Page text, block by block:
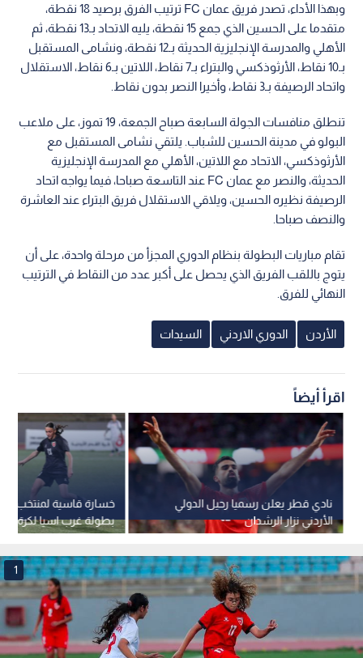
وبهذا الأداء، تصدر فريق عمان FC ترتيب الفرق برصيد 18 نقطة،
متقدما على الحسين الذي جمع 15 نقطة، يليه الاتحاد بـ13 نقطة، ثم
الأهلي والمدرسة الإنجليزية الحديثة بـ12 نقطة، ونشامى المستقبل
بـ10 نقاط، الأرثوذكسي والبتراء بـ7 نقاط، اللاتين بـ6 نقاط، الاستقلال
واتحاد الرصيفة بـ3 نقاط، وأخيرا النصر بدون نقاط.
تنطلق منافسات الجولة السابعة صباح الجمعة، 19 تموز، على ملاعب
البولو في مدينة الحسين للشباب. يلتقي نشامى المستقبل مع
الأرثوذكسي، الاتحاد مع اللاتين، الأهلي مع المدرسة الإنجليزية
الحديثة، والنصر مع عمان FC عند التاسعة صباحا، فيما يواجه اتحاد
الرصيفة نظيره الحسين، ويلاقي الاستقلال فريق البتراء عند العاشرة
والنصف صباحا.
تقام مباريات البطولة بنظام الدوري المجزأ من مرحلة واحدة، على أن
يتوج باللقب الفريق الذي يحصل على أكبر عدد من النقاط في الترتيب
النهائي للفرق.
الأردن الدوري الاردني السيدات
اقرأ أيضاً
خسارة قاسية لمنتخب
بطولة غرب اسيا لكرة
نادي قطر يعلن رسميا رحيل الدولي
الأردني نزار الرشدان
1